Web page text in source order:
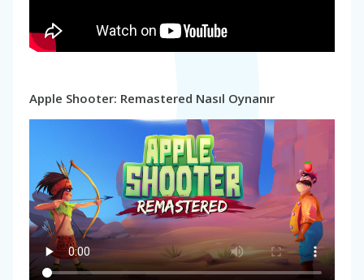
Apple Shooter: Remastered Nasıl Oynanır